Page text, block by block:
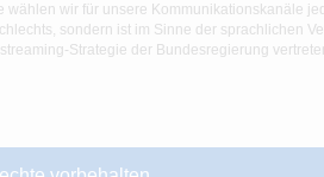
wir für unsere Kommunikationskanäle
sondern ist im Sinne der sprachlichen
Strategie der Bundesregierung